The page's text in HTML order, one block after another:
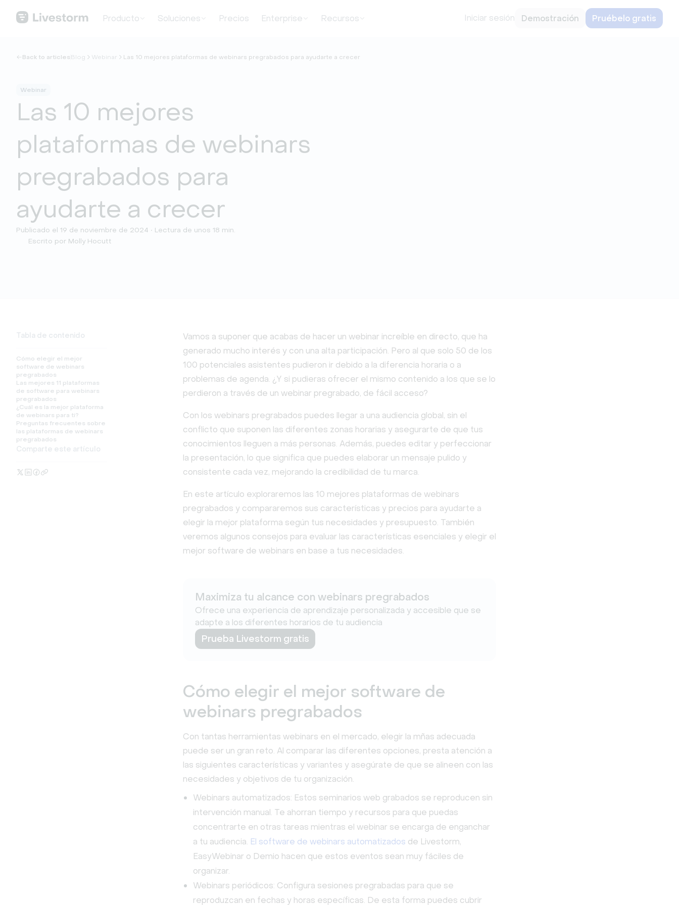
Producto Soluciones Precios Enterprise Recursos Iniciar sesión Demostración Pruébelo gratis
Back to articles Blog Webinar Las 10 mejores plataformas de webinars pregrabados para ayudarte a crecer
Webinar
Las 10 mejores
plataformas de webinars
pregrabados para
ayudarte a crecer
Publicado el 19 de noviembre de 2024 • Lectura de unos 18 min.
Escrito por Molly Hocutt
Tabla de contenido
Cómo elegir el mejor
software de webinars
pregrabados
Las mejores 11 plataformas
de software para webinars
pregrabados
¿Cuál es la mejor plataforma
de webinars para ti?
Preguntas frecuentes sobre
las plataformas de webinars
pregrabados
Comparte este artículo
Vamos a suponer que acabas de hacer un webinar increíble en directo, que ha
generado mucho interés y con una alta participación. Pero al que solo 50 de los
100 potenciales asistentes pudieron ir debido a la diferencia horaria o a
problemas de agenda. ¿Y si pudieras ofrecer el mismo contenido a los que se lo
perdieron a través de un webinar pregrabado, de fácil acceso?
Con los webinars pregrabados puedes llegar a una audiencia global, sin el
conflicto que suponen las diferentes zonas horarias y asegurarte de que tus
conocimientos lleguen a más personas. Además, puedes editar y perfeccionar
la presentación, lo que significa que puedes elaborar un mensaje pulido y
consistente cada vez, mejorando la credibilidad de tu marca.
En este artículo exploraremos las 10 mejores plataformas de webinars
pregrabados y compararemos sus características y precios para ayudarte a
elegir la mejor plataforma según tus necesidades y presupuesto. También
veremos algunos consejos para evaluar las características esenciales y elegir el
mejor software de webinars en base a tus necesidades.
Maximiza tu alcance con webinars pregrabados
Ofrece una experiencia de aprendizaje personalizada y accesible que se
adapte a los diferentes horarios de tu audiencia
Prueba Livestorm gratis
Cómo elegir el mejor software de
webinars pregrabados
Con tantas herramientas webinars en el mercado, elegir la mñas adecuada
puede ser un gran reto. Al comparar las diferentes opciones, presta atención a
las siguientes características y variantes y asegúrate de que se alineen con las
necesidades y objetivos de tu organización.
Webinars automatizados: Estos seminarios web grabados se reproducen sin
intervención manual. Te ahorran tiempo y recursos para que puedas
concentrarte en otras tareas mientras el webinar se encarga de enganchar
a tu audiencia. El software de webinars automatizados de Livestorm,
EasyWebinar o Demio hacen que estos eventos sean muy fáciles de
organizar.
Webinars periódicos: Configura sesiones pregrabadas para que se
reproduzcan en fechas y horas específicas. De esta forma puedes cubrir